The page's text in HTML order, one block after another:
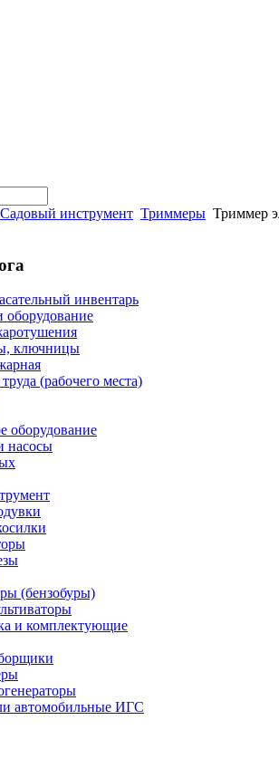
Садовый инструмент Триммеры Триммер
инвентарь
оборудование
ключницы
(рабочего места)
оборудование
насосы
(бензобуры)
и комплектующие
автомобильные ИГС